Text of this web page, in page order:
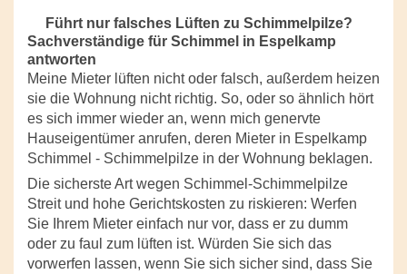
Führt nur falsches Lüften zu Schimmelpilze?
Sachverständige für Schimmel in Espelkamp
antworten
Meine Mieter lüften nicht oder falsch, außerdem heizen
sie die Wohnung nicht richtig. So, oder so ähnlich hört
es sich immer wieder an, wenn mich genervte
Hauseigentümer anrufen, deren Mieter in Espelkamp
Schimmel - Schimmelpilze in der Wohnung beklagen.
Die sicherste Art wegen Schimmel-Schimmelpilze
Streit und hohe Gerichtskosten zu riskieren: Werfen
Sie Ihrem Mieter einfach nur vor, dass er zu dumm
oder zu faul zum lüften ist. Würden Sie sich das
vorwerfen lassen, wenn Sie sich sicher sind, dass Sie